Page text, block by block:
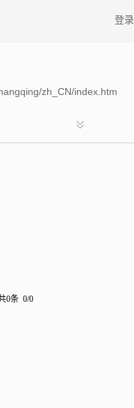
登录
zh_CN/index.htm
0条 0/0